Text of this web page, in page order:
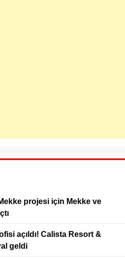
projesi için Mekke ve
açıldı! Calista Resort &
geldi